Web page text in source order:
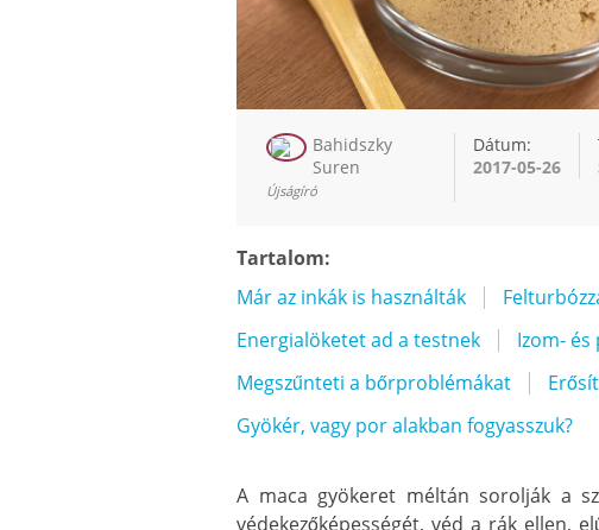
Bahidszky
Suren
Újságíró
Dátum:
2017-05-26
Tartalom:
Már az inkák is használták
Energialöketet ad a testnek
Izom-
Megszűnteti a bőrproblémákat
Gyökér, vagy por alakban fogyasszuk?
A maca gyökeret méltán sorolják a
védekezőképességét, véd a rák ellen,